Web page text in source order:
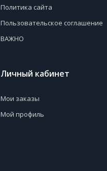
Политика сайта
Пользовательское соглашение
ВАЖНО
Личный кабинет
Мои заказы
Мой профиль